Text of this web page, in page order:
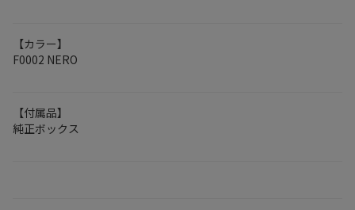
【カラー】
F0002 NERO
【付属品】
純正ボックス